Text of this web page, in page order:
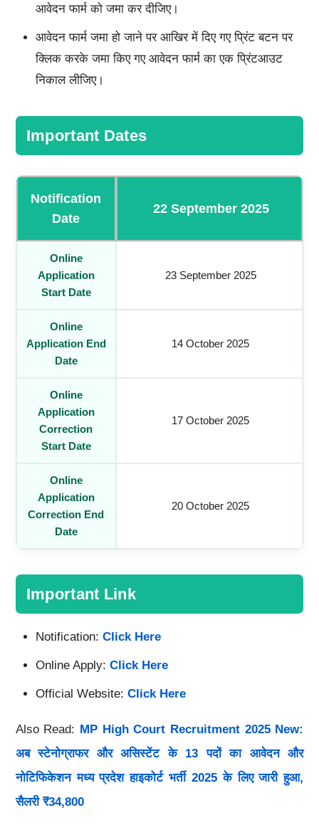
आवेदन फार्म को जमा कर दीजिए।
आवेदन फार्म जमा हो जाने पर आखिर में दिए गए प्रिंट बटन पर
क्लिक करके जमा किए गए आवेदन फार्म का एक प्रिंटआउट
निकाल लीजिए।
Important Dates
Notification
Date
22 September 2025
Online
Application
Start Date
23 September 2025
Online
Application End
Date
14 October 2025
Online
Application
Correction
Start Date
17 October 2025
Online
Application
Correction End
Date
20 October 2025
Important Link
Notification: Click Here
Online Apply: Click Here
Official Website: Click Here
Also Read: MP High Court Recruitment 2025 New:
अब स्टेनोग्राफर और असिस्टेंट के 13 पदों का आवेदन और
नोटिफिकेशन मध्य प्रदेश हाइकोर्ट भर्ती 2025 के लिए जारी हुआ,
सैलरी ₹34,800